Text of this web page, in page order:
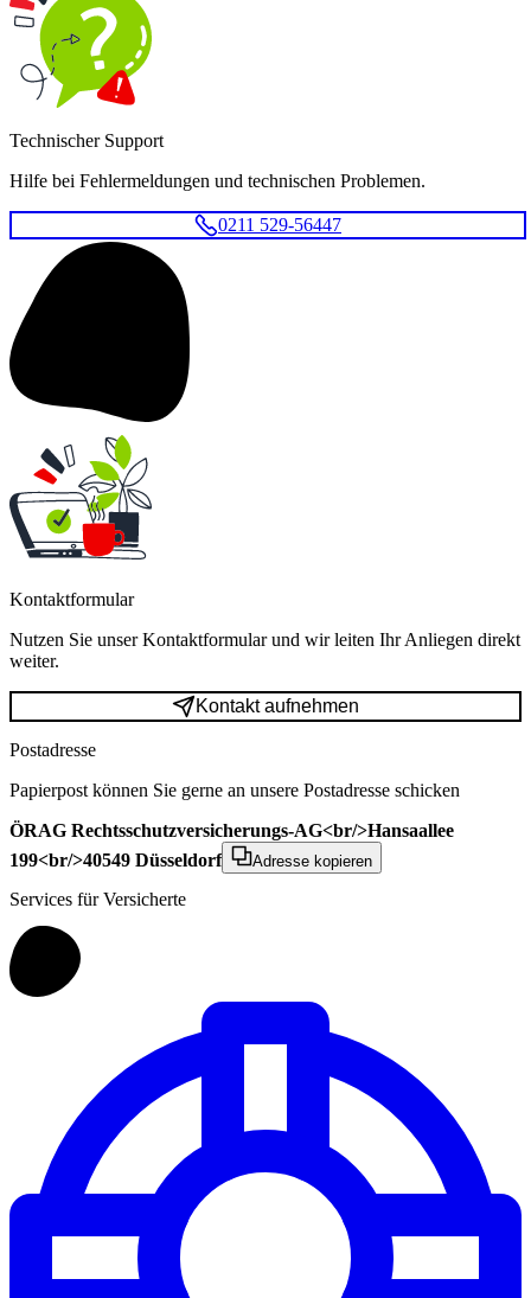
Technischer Support
Hilfe bei Fehlermeldungen und technischen Problemen.
0211 529-56447
Kontaktformular
Nutzen Sie unser Kontaktformular und wir leiten Ihr Anliegen direkt
weiter.
Kontakt aufnehmen
Postadresse
Papierpost können Sie gerne an unsere Postadresse schicken
ÖRAG Rechtsschutzversicherungs-AG<br/>Hansaallee
199<br/>40549 Düsseldorf
Adresse kopieren
Services für Versicherte